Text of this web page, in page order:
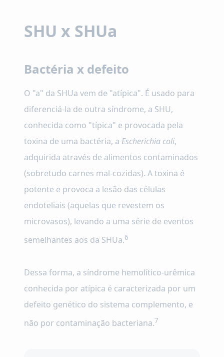
SHU x SHUa
Bactéria x defeito
O "a" da SHUa vem de "atípica". É usado para
diferenciá-la de outra síndrome, a SHU,
conhecida como "típica" e provocada pela
toxina de uma bactéria, a Escherichia coli,
adquirida através de alimentos contaminados
(sobretudo carnes mal-cozidas). A toxina é
potente e provoca a lesão das células
endoteliais (aquelas que revestem os
microvasos), levando a uma série de eventos
semelhantes aos da SHUa.6
Dessa forma, a síndrome hemolítico-urêmica
conhecida por atípica é caracterizada por um
defeito genético do sistema complemento, e
não por contaminação bacteriana.7